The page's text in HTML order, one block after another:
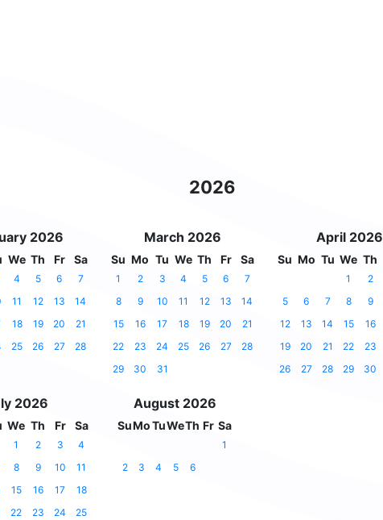
2026
2026
We Th Fr Sa
4 5 6
7
11 12 13
14
18 19 20
21
25 26 27 28
March 2026
Su Mo Tu We Th Fr Sa
1 2 3 4 5 6
7
8
9 10 11 12 13
14
15
16 17 18 19 20
21
22
23 24 25 26 27
28
29
30 31
April 2026
Su Mo Tu We Th
1 2
5
6 7 8 9
12
13 14 15 16
19
20 21 22 23
26
27 28 29 30
2026
We Th Fr Sa
1 2 3
4
8 9 10
11
15 16 17
18
22 23 24
25
August 2026
SuMoTuWeTh Fr Sa
1
2
3 4 5 6